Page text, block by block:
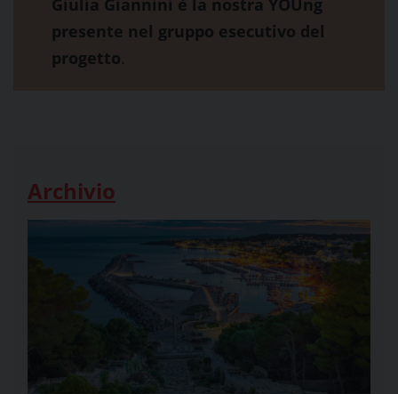
presente nel gruppo esecutivo del
progetto.
Archivio